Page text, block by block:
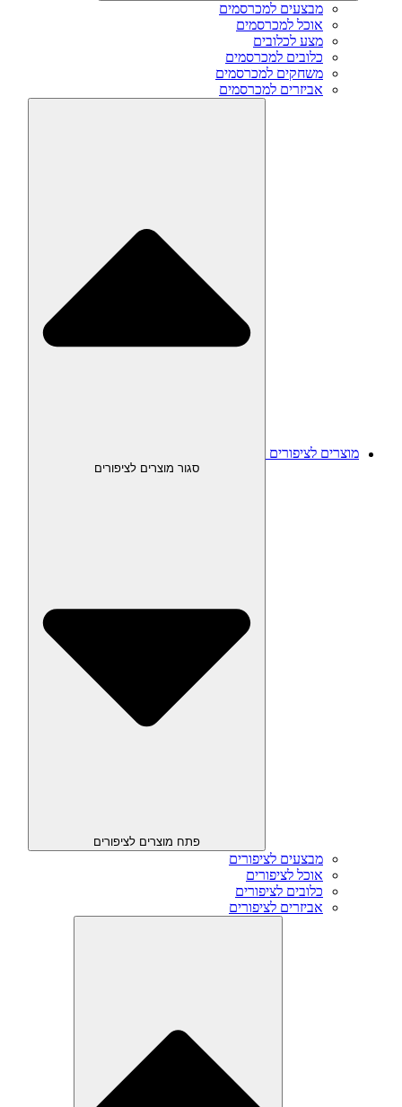
מבצעים למכרסמים
אוכל למכרסמים
מצע לכלובים
כלובים למכרסמים
משחקים למכרסמים
אביזרים למכרסמים
מוצרים לציפורים
סגור מוצרים לציפורים
פתח מוצרים לציפורים
מבצעים לציפורים
אוכל לציפורים
כלובים לציפורים
אביזרים לציפורים